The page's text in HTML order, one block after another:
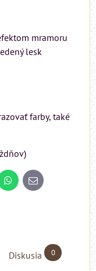
mramoru
lesk
farby, také
WhatsApp
E-
mail
Diskusia 0